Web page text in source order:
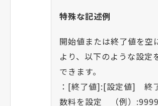
特殊な記述例
開始値または終了値を空
より、以下のような設定
できます。
：[終了値]:[設定値] 終
数料を設定 （例）